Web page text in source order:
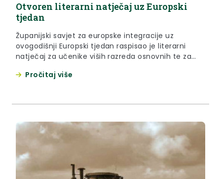
Otvoren literarni natječaj uz Europski
tjedan
Županijski savjet za europske integracije uz
ovogodišnji Europski tjedan raspisao je literarni
natječaj za učenike viših razreda osnovnih te za
siromaštva je... "
Pročitaj više